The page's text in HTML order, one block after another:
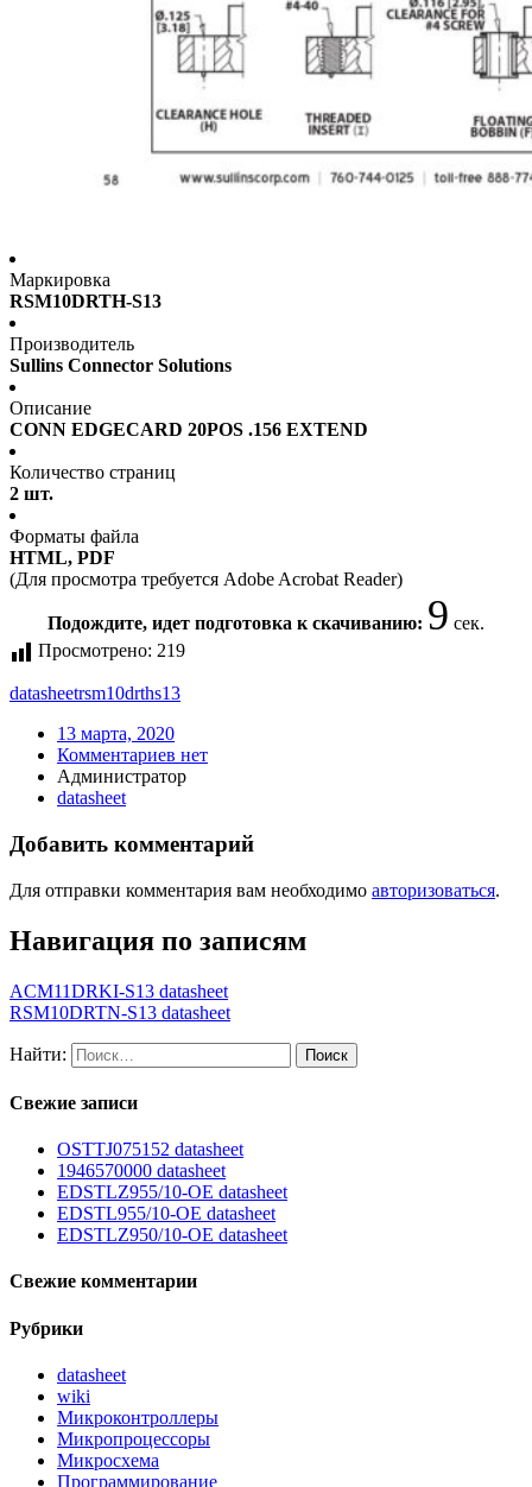
Маркировка
RSM10DRTH-S13
Производитель
Sullins Connector Solutions
Описание
CONN EDGECARD 20POS .156 EXTEND
Количество страниц
2 шт.
Форматы файла
HTML, PDF
(Для просмотра требуется Adobe Acrobat Reader)
Подождите, идет подготовка к скачиванию: 9 сек.
Просмотрено: 219
datasheetrsm10drths13
13 марта, 2020
Комментариев нет
Администратор
datasheet
Добавить комментарий
Для отправки комментария вам необходимо авторизоваться.
Навигация по записям
ACM11DRKI-S13 datasheet
RSM10DRTN-S13 datasheet
Найти:
Свежие записи
OSTTJ075152 datasheet
1946570000 datasheet
EDSTLZ955/10-OE datasheet
EDSTL955/10-OE datasheet
EDSTLZ950/10-OE datasheet
Свежие комментарии
Рубрики
datasheet
wiki
Микроконтроллеры
Микропроцессоры
Микросхема
Программирование